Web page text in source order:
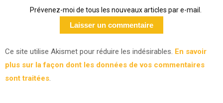
Prévenez-moi de tous les nouveaux articles par e-mail.
Ce site utilise Akismet pour réduire les indésirables. En savoir
plus sur la façon dont les données de vos commentaires
sont traitées.